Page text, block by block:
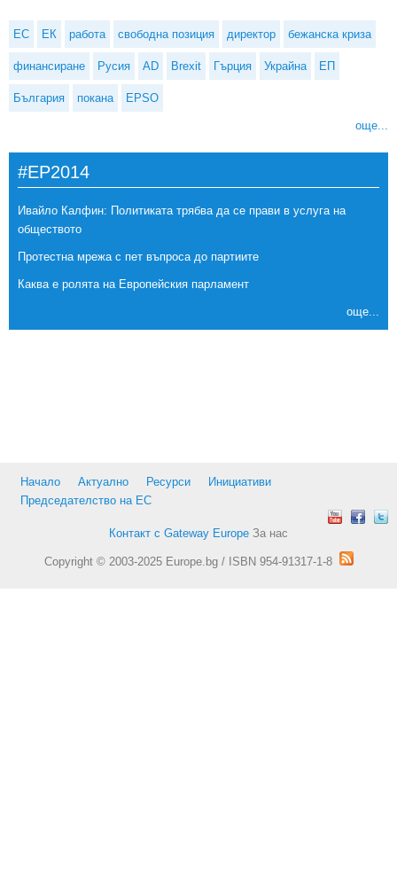
ЕС ЕК работа свободна позиция директор бежанска криза
финансиране Русия AD Brexit Гърция Украйна ЕП
България покана EPSO
още...
#EP2014
Ивайло Калфин: Политиката трябва да се прави в услуга на
обществото
Протестна мрежа с пет въпроса до партиите
Каква е ролята на Европейския парламент
още...
Начало Актуално Ресурси
Инициативи
Председателство на ЕС
Контакт с Gateway Europe За нас
Copyright © 2003-2025 Europe.bg / ISBN 954-91317-1-8